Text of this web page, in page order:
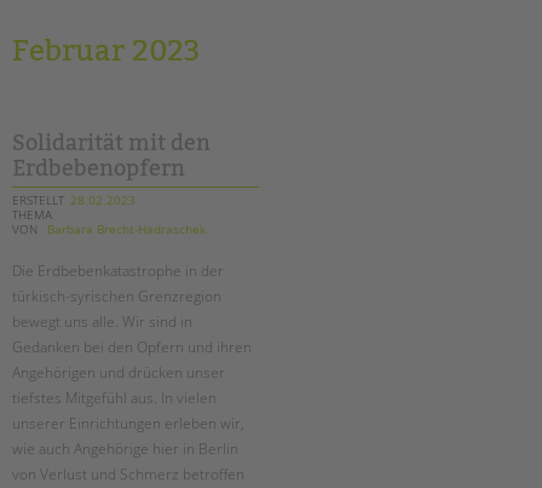
Förderzentren
Kollegs
EFöB
Schulbezogene Sozialarbeit
HILFEN ZUR ERZIEHUNG
EINGLIEDERUNGSHILFE
BETREUTES WOHNEN
TANDEM BTL AKADEMIE
Suchen
Februar 2023
Solidarität mit den
Erdbebenopfern
ERSTELLT 28.02.2023
THEMA
VON
Barbara Brecht-Hadraschek
Die Erdbebenkatastrophe in der
türkisch-syrischen Grenzregion
bewegt uns alle. Wir sind in
Gedanken bei den Opfern und ihren
Angehörigen und drücken unser
tiefstes Mitgefühl aus. In vielen
unserer Einrichtungen erleben wir,
wie auch Angehörige hier in Berlin
von Verlust und Schmerz betroffen